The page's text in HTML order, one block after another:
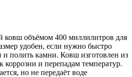
объёмом 400 миллилитров для
удобен, если нужно быстро
и полить камни. Ковш изготовлен из
и перепадам температур.
но не передаёт воде